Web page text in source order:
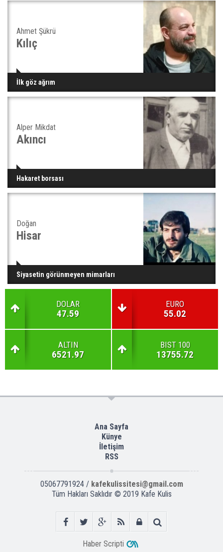
Ahmet Şükrü
Kılıç
İlk göz ağrım
Alper Mikdat
Akıncı
Hakaret borsası
Doğan
Hisar
Siyasetin görünmeyen mimarları
DOLAR
47.59
EURO
55.02
ALTIN
6521.97
BIST 100
13755.72
Ana Sayfa
Künye
İletişim
RSS
05067791924 / kafekulissitesi@gmail.com
Tüm Hakları Saklıdır © 2019 Kafe Kulis
Haber Scripti